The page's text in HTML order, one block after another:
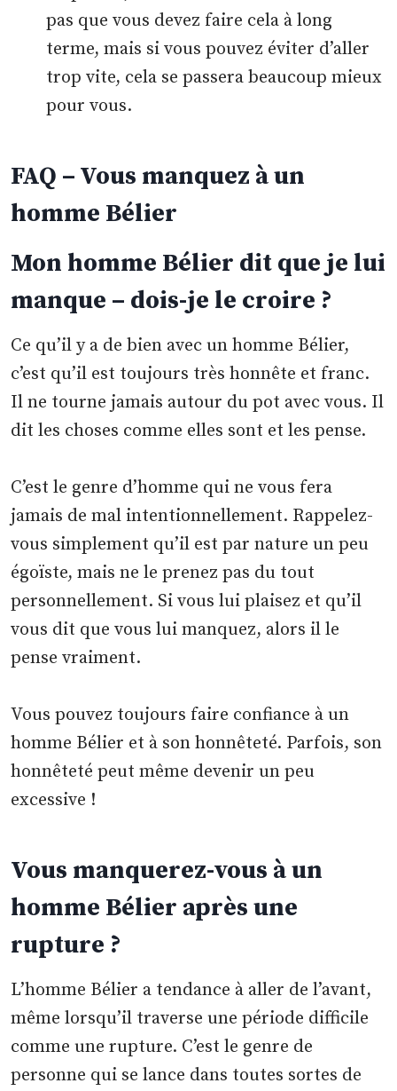
pas que vous devez faire cela à long
terme, mais si vous pouvez éviter d’aller
trop vite, cela se passera beaucoup mieux
pour vous.
FAQ – Vous manquez à un
homme Bélier
Mon homme Bélier dit que je lui
manque – dois-je le croire ?
Ce qu’il y a de bien avec un homme Bélier,
c’est qu’il est toujours très honnête et franc.
Il ne tourne jamais autour du pot avec vous. Il
dit les choses comme elles sont et les pense.
C’est le genre d’homme qui ne vous fera
jamais de mal intentionnellement. Rappelez-
vous simplement qu’il est par nature un peu
égoïste, mais ne le prenez pas du tout
personnellement. Si vous lui plaisez et qu’il
vous dit que vous lui manquez, alors il le
pense vraiment.
Vous pouvez toujours faire confiance à un
homme Bélier et à son honnêteté. Parfois, son
honnêteté peut même devenir un peu
excessive !
Vous manquerez-vous à un
homme Bélier après une
rupture ?
L’homme Bélier a tendance à aller de l’avant,
même lorsqu’il traverse une période difficile
comme une rupture. C’est le genre de
personne qui se lance dans toutes sortes de